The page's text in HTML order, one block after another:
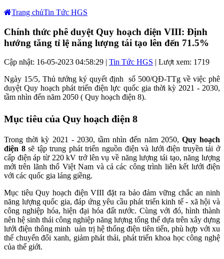
Trang chủTin Tức HGS
Chính thức phê duyệt Quy hoạch điện VIII: Định
hướng tăng tỉ lệ năng lượng tái tạo lên đến 71.5%
Cập nhật: 16-05-2023 04:58:29 | Tin Tức HGS | Lượt xem: 1719
Ngày 15/5, Thủ tướng ký quyết định số 500/QĐ-TTg về việc phê
duyệt Quy hoạch phát triển điện lực quốc gia thời kỳ 2021 - 2030,
tầm nhìn đến năm 2050 ( Quy hoạch điện 8).
Mục tiêu của Quy hoạch điện 8
Trong thời kỳ 2021 - 2030, tầm nhìn đến năm 2050, Quy hoạch
điện 8sẽ tập trung phát triển nguồn điện và lưới điện truyền tải ở
cấp điện áp từ 220 kV trở lên vụ về năng lượng tái tạo, năng lượng
mới trên lãnh thổ Việt Nam và cả các công trình liên kết lưới điện
với các quốc gia láng giềng.
Mục tiêu Quy hoạch điện VIII đặt ra bảo đảm vững chắc an ninh
năng lượng quốc gia, đáp ứng yêu cầu phát triển kinh tế - xã hội và
công nghiệp hóa, hiện đại hóa đất nước. Cùng với đó, hình thành
nên hệ sinh thái công nghiệp năng lượng tổng thể dựa trên xây dựng
lưới điện thông minh uản trị hệ thống điện tiên tiến, phù hợp với xu
thế chuyển đổi xanh, giảm phát thải, phát triển khoa học công nghệ
của thế giới.